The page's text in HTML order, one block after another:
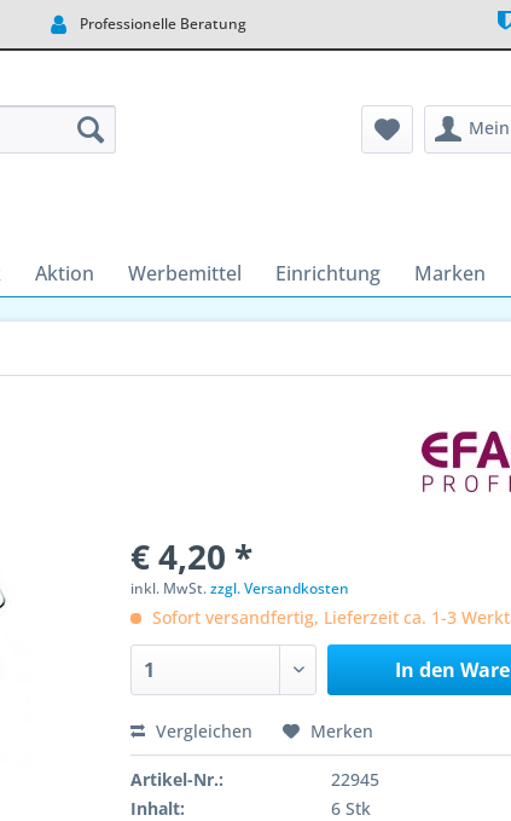
Professionelle Beratung
Aktion Werbemittel Einrichtung Marken
€ 4,20 *
inkl. MwSt.zzgl. Versandkosten
Sofort versandfertig, Lieferzeit ca. 1-3
In den
Vergleichen Merken
Artikel-Nr.:
22945
Inhalt:
6 Stk